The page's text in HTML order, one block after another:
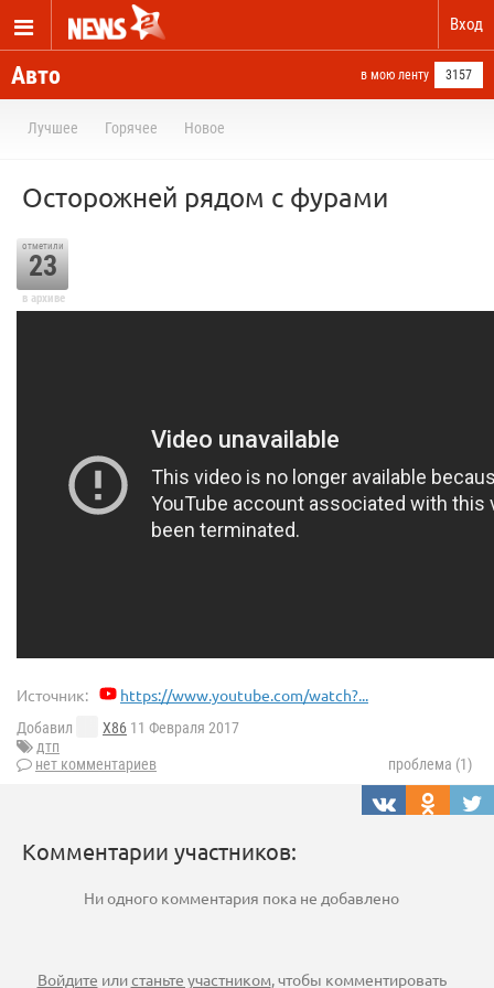
Вход
Авто в мою ленту 3157
Лучшее Горячее Новое
Осторожней рядом с фурами
отметили
23
в архиве
Источник: https://www.youtube.com/watch?...
Добавил X86 11 Февраля 2017
дтп
нет комментариев
проблема (1)
Комментарии участников:
Ни одного комментария пока не добавлено
Войдите илистаньте участником, чтобы комментировать